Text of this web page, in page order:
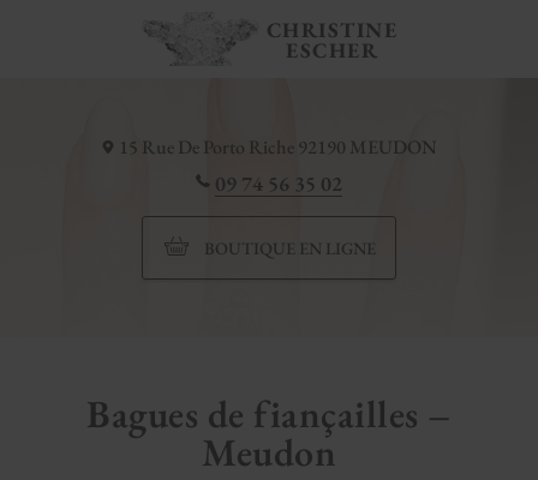
15 Rue De Porto Riche 92190 MEUDON
09 74 56 35 02
BOUTIQUE EN LIGNE
Bagues de fiançailles –
Meudon
CHRISTINE
ESCHER